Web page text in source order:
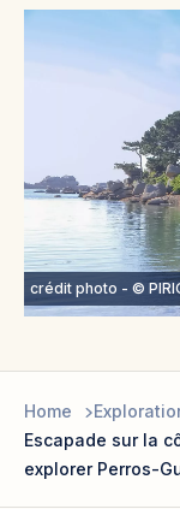
crédit photo - ©
Home
Escapade sur la
explorer Perros-